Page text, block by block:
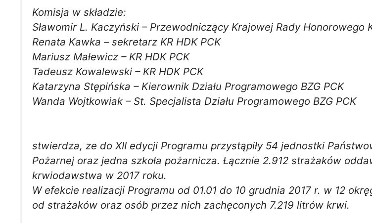
Komisja w składzie:
Sławomir L. Kaczyński – Przewodniczący Krajowej Rady Honorowego
Renata Kawka – sekretarz KR HDK PCK
Mariusz Małewicz – KR HDK PCK
Tadeusz Kowalewski – KR HDK PCK
Katarzyna Stępińska – Kierownik Działu Programowego BZG PCK
Wanda Wojtkowiak – St. Specjalista Działu Programowego BZG PCK
stwierdza, ze do XII edycji Programu przystąpiły 54 jednostki
Pożarnej oraz jedna szkoła pożarnicza. Łącznie 2.912 strażaków
krwiodawstwa w 2017 roku.
W efekcie realizacji Programu od 01.01 do 10 grudnia 2017 r. w 12
od strażaków oraz osób przez nich zachęconych 7.219 litrów krwi.